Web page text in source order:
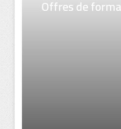
AVIS AUX ENSEIGNANTS